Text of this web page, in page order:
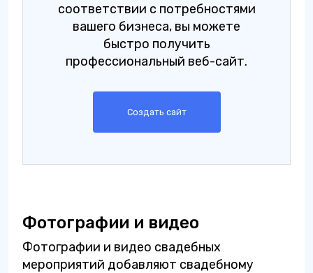
соответствии с потребностями
вашего бизнеса, вы можете
быстро получить
профессиональный веб-сайт.
Создать сайт
Фотографии и видео
Фотографии и видео свадебных
мероприятий добавляют свадебному